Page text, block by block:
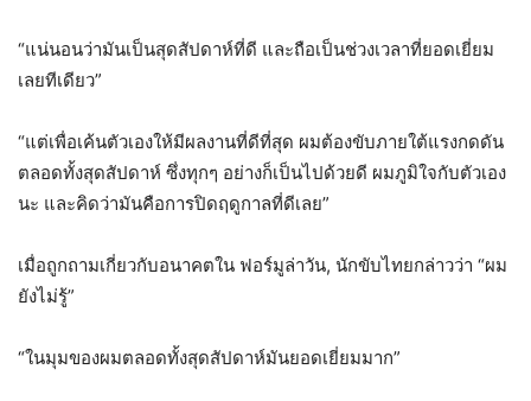
“แน่นอนว่ามันเป็นสุดสัปดาห์ที่ดี และถือเป็นช่วงเวลาที่ยอดเยี่ยม
เลยทีเดียว”
“แต่เพื่อเค้นตัวเองให้มีผลงานที่ดีที่สุด ผมต้องขับภายใต้แรงกดดัน
ตลอดทั้งสุดสัปดาห์ ซึ่งทุกๆ อย่างก็เป็นไปด้วยดี ผมภูมิใจกับตัวเอง
นะ และคิดว่ามันคือการปิดฤดูกาลที่ดีเลย”
เมื่อถูกถามเกี่ยวกับอนาคตใน ฟอร์มูล่าวัน, นักขับไทยกล่าวว่า “ผม
ยังไม่รู้”
“ในมุมของผมตลอดทั้งสุดสัปดาห์มันยอดเยี่ยมมาก”